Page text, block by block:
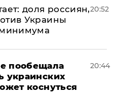
доля россиян,
Украины
20:52
пообещала
украинских
коснуться
20:44